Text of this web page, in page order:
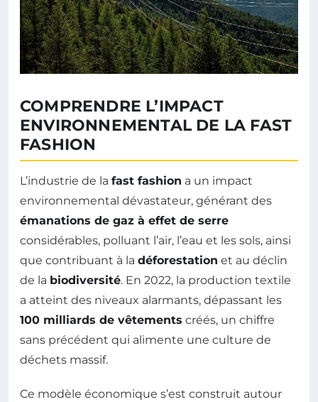
COMPRENDRE L’IMPACT
ENVIRONNEMENTAL DE LA FAST
FASHION
L’industrie de la fast fashion a un impact
environnemental dévastateur, générant des
émanations de gaz à effet de serre
considérables, polluant l’air, l’eau et les sols, ainsi
que contribuant à la déforestation et au déclin
de la biodiversité. En 2022, la production textile
a atteint des niveaux alarmants, dépassant les
100 milliards de vêtements créés, un chiffre
sans précédent qui alimente une culture de
déchets massif.
Ce modèle économique s’est construit autour